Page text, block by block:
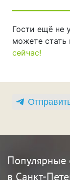
Гости ещё не
можете стать
сейчас!
Популярные
в Санкт-